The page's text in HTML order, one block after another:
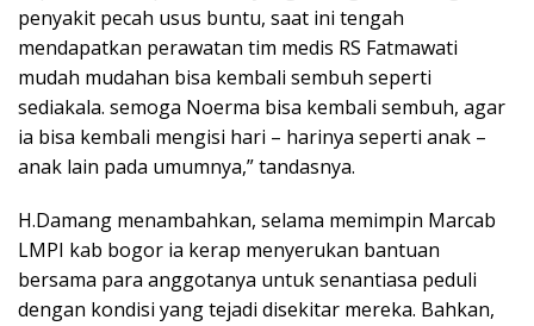
penyakit pecah usus buntu, saat ini tengah
mendapatkan perawatan tim medis RS Fatmawati
mudah mudahan bisa kembali sembuh seperti
sediakala. semoga Noerma bisa kembali sembuh, agar
ia bisa kembali mengisi hari – harinya seperti anak –
anak lain pada umumnya,” tandasnya.
H.Damang menambahkan, selama memimpin Marcab
LMPI kab bogor ia kerap menyerukan bantuan
bersama para anggotanya untuk senantiasa peduli
dengan kondisi yang tejadi disekitar mereka. Bahkan,